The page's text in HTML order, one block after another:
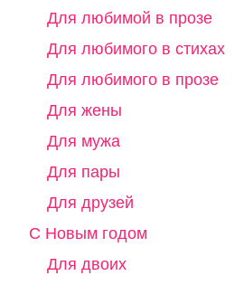
Для любимой в прозе
Для любимого в стихах
Для любимого в прозе
Для жены
Для мужа
Для пары
Для друзей
С Новым годом
Для двоих